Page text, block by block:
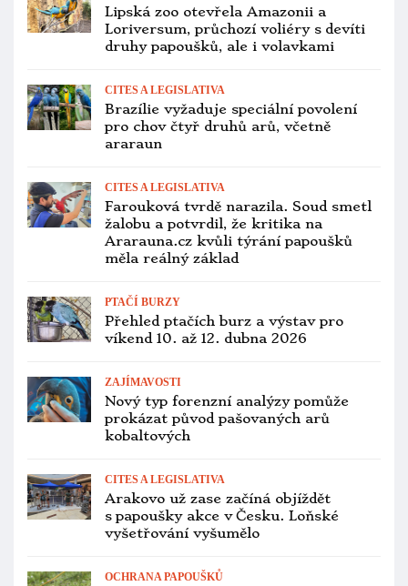
Lipská zoo otevřela Amazonii a
Loriversum, průchozí voliéry s devíti
druhy papoušků, ale i volavkami
CITES A LEGISLATIVA
Brazílie vyžaduje speciální povolení
pro chov čtyř druhů arů, včetně
araraun
CITES A LEGISLATIVA
Farouková tvrdě narazila. Soud smetl
žalobu a potvrdil, že kritika na
Ararauna.cz kvůli týrání papoušků
měla reálný základ
PTAČÍ BURZY
Přehled ptačích burz a výstav pro
víkend 10. až 12. dubna 2026
ZAJÍMAVOSTI
Nový typ forenzní analýzy pomůže
prokázat původ pašovaných arů
kobaltových
CITES A LEGISLATIVA
Arakovo už zase začíná objíždět
s papoušky akce v Česku. Loňské
vyšetřování vyšumělo
OCHRANA PAPOUŠKŮ